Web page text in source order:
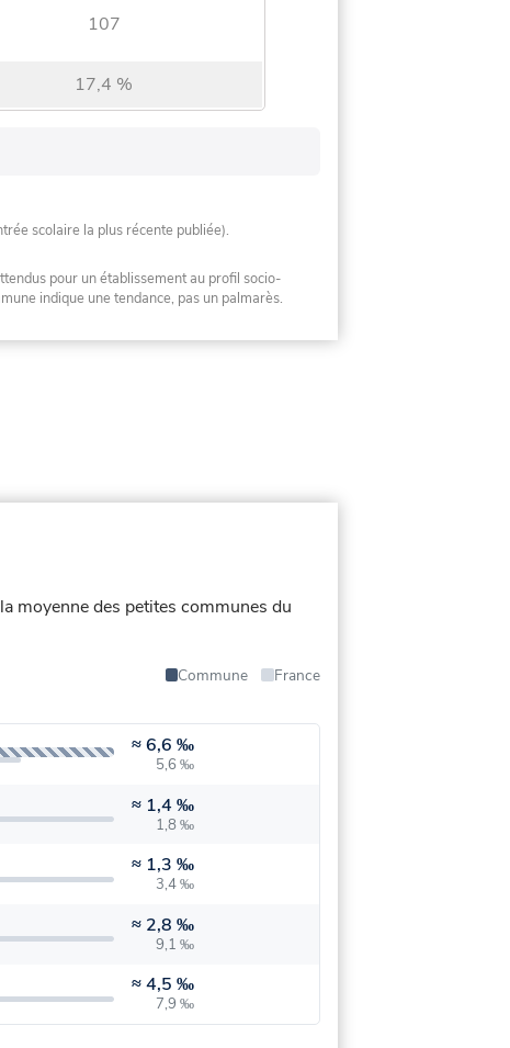
107
17,4 %
scolaire la plus récente publiée).
pour un établissement au profil socio-
indique une tendance, pas un palmarès.
moyenne des petites communes du
Commune
France
≈6,6 ‰
5,6 ‰
≈ 1,4 ‰
1,8 ‰
≈ 1,3 ‰
3,4 ‰
≈ 2,8 ‰
9,1 ‰
≈4,5 ‰
7,9 ‰